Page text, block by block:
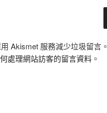
Akismet 服務減少垃圾留言。
處理網站訪客的留言資料 。